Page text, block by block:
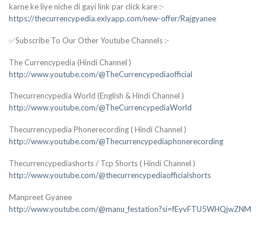
karne ke liye niche di gayi link par click kare :-
https://thecurrencypedia.exlyapp.com/new-offer/Rajgyanee
✅Subscribe To Our Other Youtube Channels :-
The Currencypedia (Hindi Channel )
http://www.youtube.com/@TheCurrencypediaofficial
Thecurrencypedia World (English & Hindi Channel )
http://www.youtube.com/@TheCurrencypediaWorld
Thecurrencypedia Phonerecording ( Hindi Channel )
http://www.youtube.com/@Thecurrencypediaphonerecording
Thecurrencypediashorts / Tcp Shorts ( Hindi Channel )
http://www.youtube.com/@thecurrencypediaofficialshorts
Manpreet Gyanee
http://www.youtube.com/@manu_festation?si=fEyvFTU5WHQjwZNM